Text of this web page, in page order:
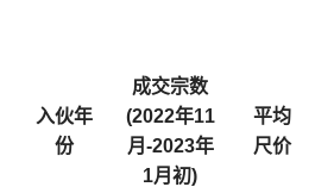
入伙年
份
成交宗数
(2022年11
月-2023年
1月初)
平均
尺价